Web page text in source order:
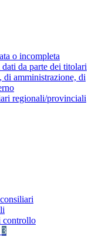
o incompleta
da parte dei titolari
amministrazione, di
regionali/provinciali
controllo
3